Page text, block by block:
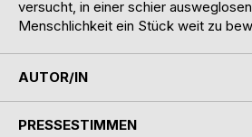
versucht, in einer schier
Menschlichkeit ein Stück weit zu
AUTOR/IN
PRESSESTIMMEN